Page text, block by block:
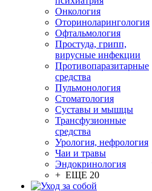
Онкология
Оториноларингология
Офтальмология
Простуда, грипп,
вирусные инфекции
Противопаразитарные
средства
Пульмонология
Стоматология
Суставы и мышцы
Трансфузионные
средства
Урология, нефрология
Чаи и травы
Эндокринология
+ ЕЩЕ 20